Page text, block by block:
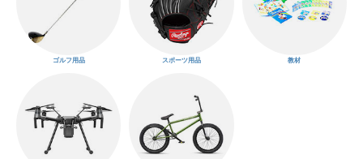
ゴルフ用品 スポーツ用品 教材